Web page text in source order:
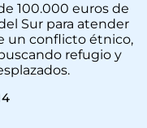
100.000 euros de
Sur para atender
un conflicto étnico,
refugio y